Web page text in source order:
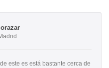
este es está bastante cerca de